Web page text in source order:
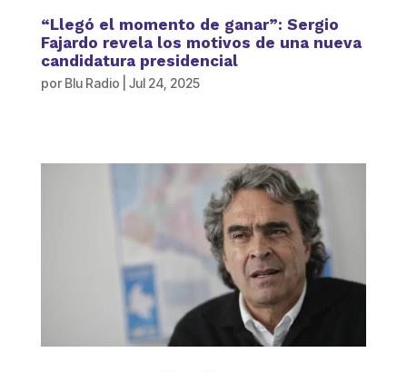
“Llegó el momento de ganar”: Sergio
Fajardo revela los motivos de una nueva
candidatura presidencial
por Blu Radio Jul 24, 2025